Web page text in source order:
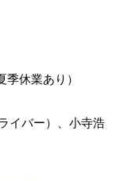
休業あり）
イバー）、小寺浩